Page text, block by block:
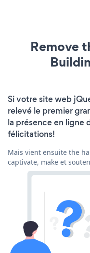
Remove
Si votre site web
relevé le premier
la présence en ligne
félicitations!
Mais vient ensuite the
captivate, make et